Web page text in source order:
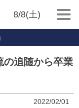
8/8(土)
の追随から卒業
2022/02/01